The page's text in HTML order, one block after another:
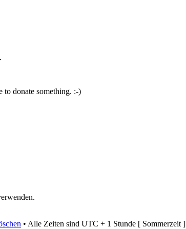
to donate something. :-)
• Alle Zeiten sind UTC + 1 Stunde [ Sommerzeit ]